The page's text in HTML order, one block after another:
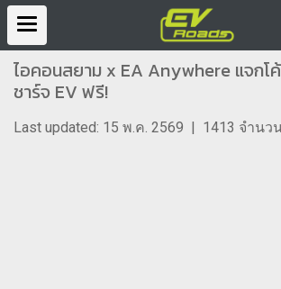
ไอคอนสยาม x EA Anywhere แจกโ
ชาร์จ EV ฟรี!
Last updated: 15 พ.ค. 2569 | 1413 จำนว